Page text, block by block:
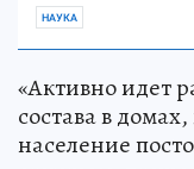
НАУКА
«Активно идет
состава в
население